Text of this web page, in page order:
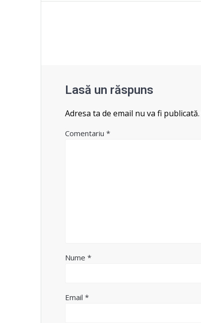
Lasă un răspuns
Adresa ta de email nu va fi publicată.
Comentariu*
Nume*
Email*